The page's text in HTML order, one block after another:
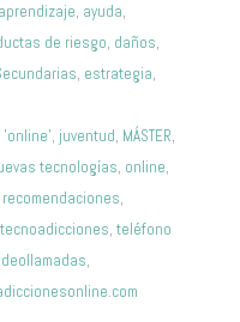
aprendizaje, ayuda,
de riesgo, daños,
, estrategia,
'online', juventud, MÁSTER,
tecnologías, online,
recomendaciones,
tecnoadicciones, teléfono
,